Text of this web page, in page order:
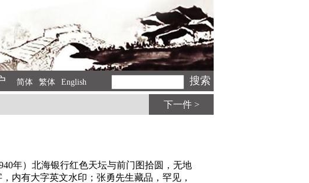
简体 繁体 English
下一件 >
年）北海银行红色天坛与前门图拾圆，无地
内有大字英文水印；张勇先生藏品，罕见，